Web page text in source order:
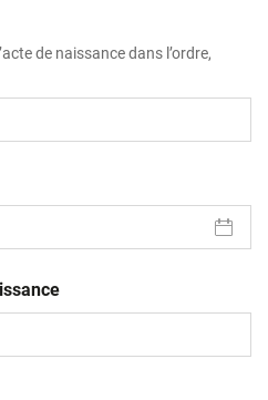
de naissance dans l’ordre,